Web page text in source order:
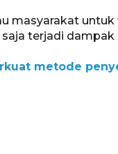
masyarakat
terjadi dampak
metode